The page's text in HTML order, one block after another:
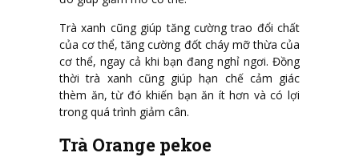
Trà xanh cũng giúp tăng cường trao đổi chất
của cơ thể, tăng cường đốt cháy mỡ thừa của
cơ thể, ngay cả khi bạn đang nghỉ ngơi. Đồng
thời trà xanh cũng giúp hạn chế cảm giác
thèm ăn, từ đó khiến bạn ăn ít hơn và có lợi
trong quá trình giảm cân.
Trà Orange pekoe